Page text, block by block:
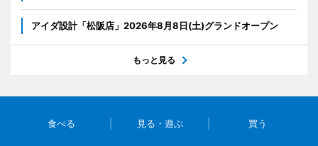
アイダ設計「松阪店」2026年8月8日(土)グランドオープン
もっと見る
食べる 見る・遊ぶ 買う